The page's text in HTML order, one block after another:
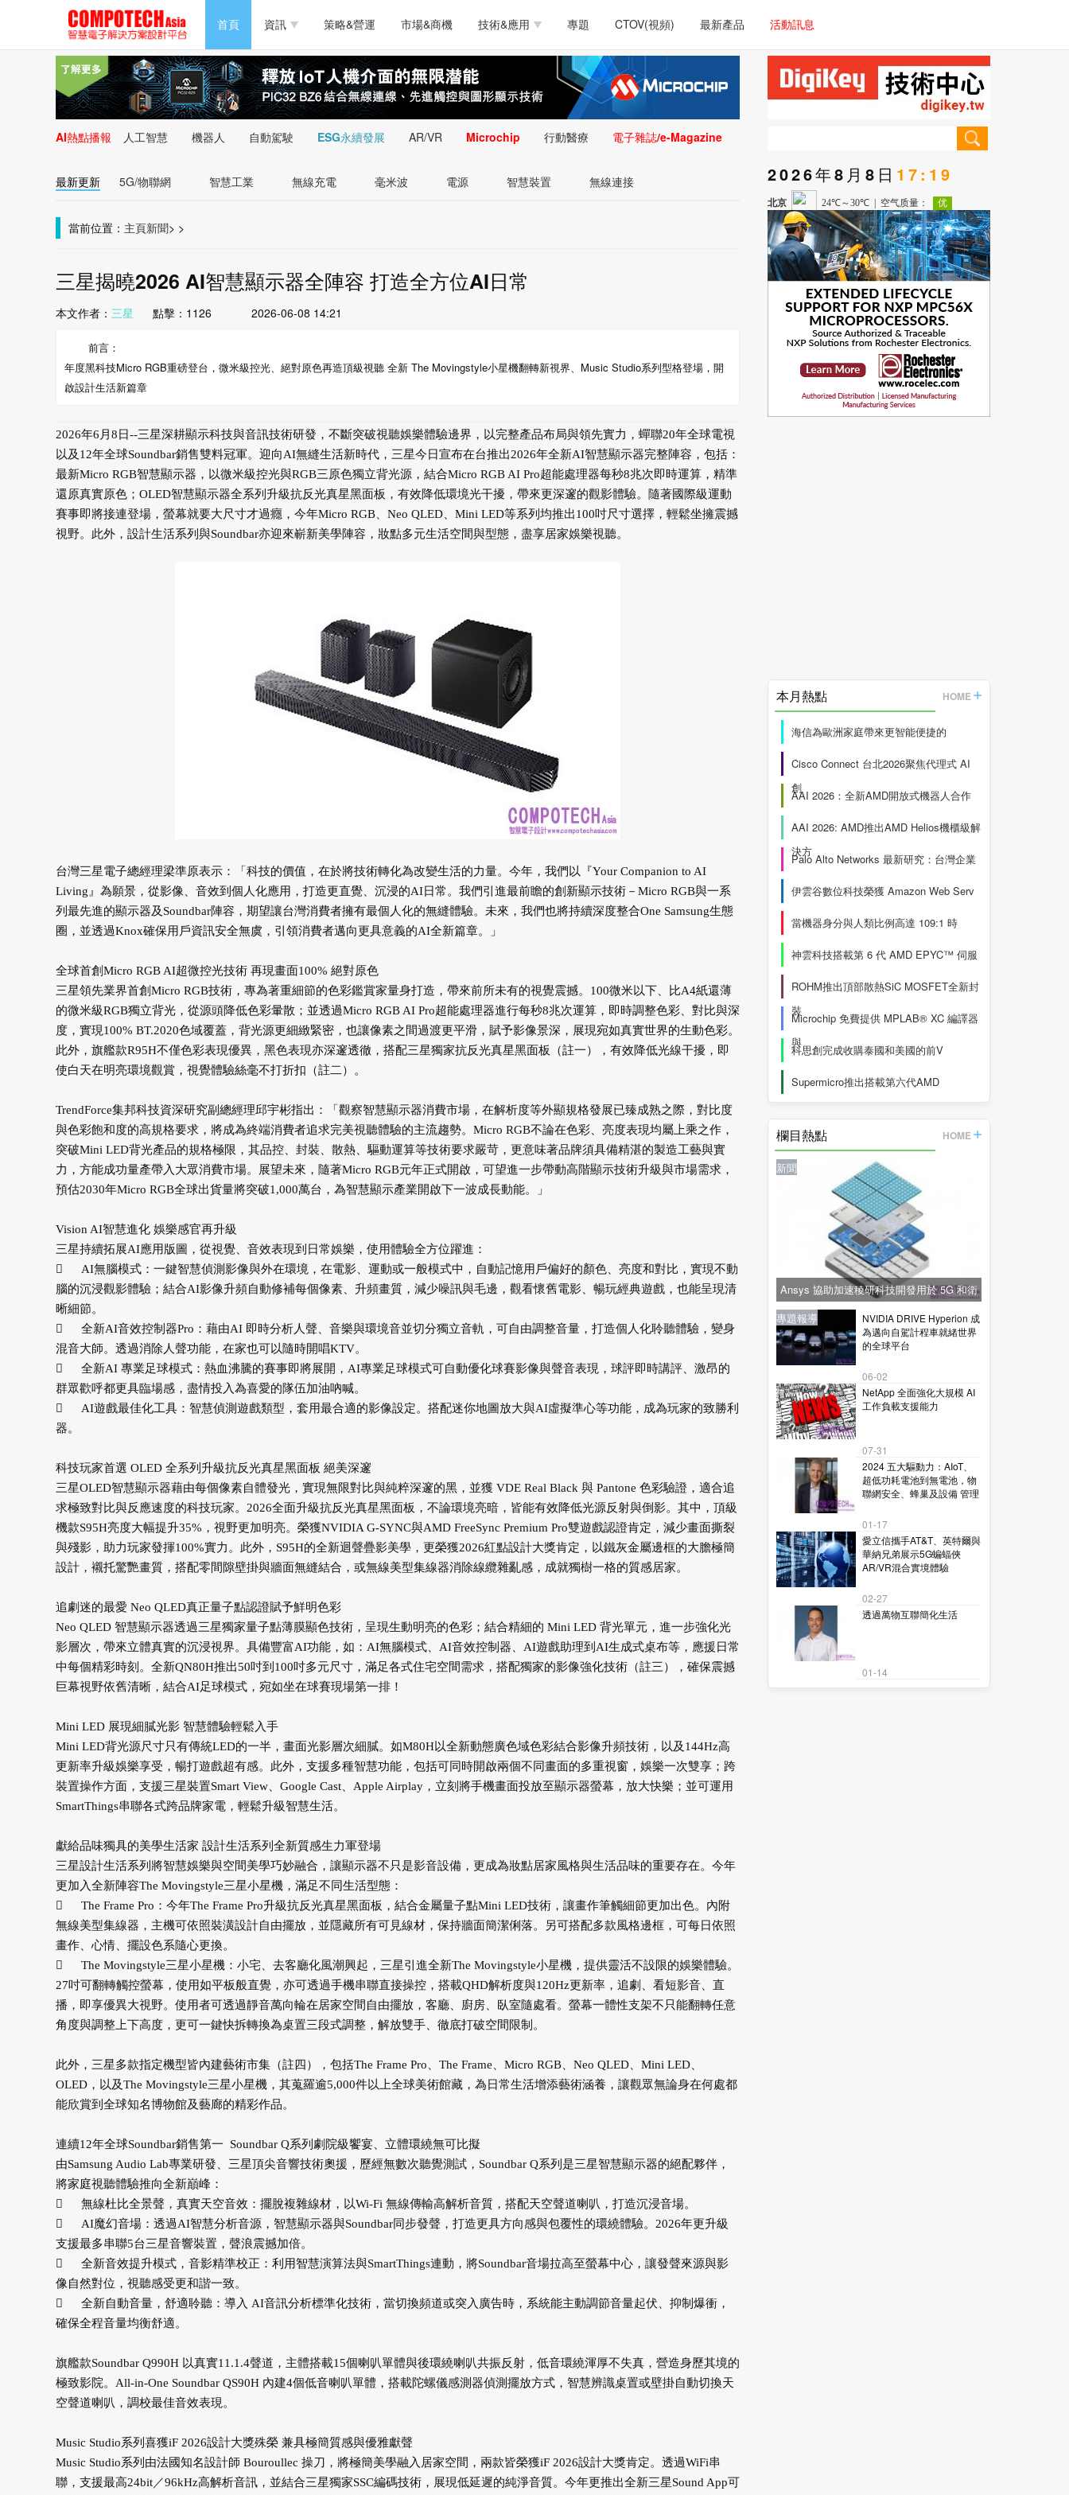
首頁 資訊
半導體/零組件 測試量測
PC/周邊 軟體/工具 醫療電子
新能源 人工智慧 安防監控
策略&營運 市場&商機 技術&應用
電源技術
醫療電子 通訊&網路
類比技術 LED/照明技術 微處理器/微控制器
嵌入技術 感測技術
專題 CTOV(視頻) 最新產品 活動訊息
PC/周邊 軟體/工具 醫療電子
新能源 人工智慧 安防監控
醫療電子 通訊&網路 介面技術
類比技術 LED/照明技術 微處理器/微控制器
嵌入技術 感測技術 量測儀器
智慧型視覺影像/監
控技術
AI熱點播報 人工智慧 機器人 自動駕駛 ESG永續發展 AR/VR Microchip 行動醫療 電子雜誌/e-Magazine
最新更新 5G/物聯網 智慧工業 無線充電 毫米波 電源 智慧裝置 無線連接
當前位置： 主頁 >
新聞 >
三星揭曉2026 AI智慧顯示器全陣容 打造全方位AI日常
本文作者： 三星 點擊： 1126 2026-06-08 14:21
前言：
年度黑科技Micro RGB重磅登台，微米級控光、絕對原色再造頂級視聽 全新 The Movingstyle小星機翻轉新視界、Music Studio系列型格登場，開
啟設計生活新篇章
2026年6月8日--三星深耕顯示科技與音訊技術研發，不斷突破視聽娛樂體驗邊界，以完整產品布局與領先實力，蟬聯20年全球電視
以及12年全球Soundbar銷售雙料冠軍。迎向AI無縫生活新時代，三星今日宣布在台推出2026年全新AI智慧顯示器完整陣容，包括：
最新Micro RGB智慧顯示器，以微米級控光與RGB三原色獨立背光源，結合Micro RGB AI Pro超能處理器每秒8兆次即時運算，精準
還原真實原色；OLED智慧顯示器全系列升級抗反光真星黑面板，有效降低環境光干擾，帶來更深邃的觀影體驗。隨著國際級運動
賽事即將接連登場，螢幕就要大尺寸才過癮，今年Micro RGB、Neo QLED、Mini LED等系列均推出100吋尺寸選擇，輕鬆坐擁震撼
視野。此外，設計生活系列與Soundbar亦迎來嶄新美學陣容，妝點多元生活空間與型態，盡享居家娛樂視聽。
台灣三星電子總經理梁準原表示：「科技的價值，在於將技術轉化為改變生活的力量。今年，我們以『Your Companion to AI
Living』為願景，從影像、音效到個人化應用，打造更直覺、沉浸的AI日常。我們引進最前瞻的創新顯示技術－Micro RGB與一系
列最先進的顯示器及Soundbar陣容，期望讓台灣消費者擁有最個人化的無縫體驗。未來，我們也將持續深度整合One Samsung生態
圈，並透過Knox確保用戶資訊安全無虞，引領消費者邁向更具意義的AI全新篇章。」
全球首創Micro RGB AI超微控光技術 再現畫面100% 絕對原色
三星領先業界首創Micro RGB技術，專為著重細節的色彩鑑賞家量身打造，帶來前所未有的視覺震撼。100微米以下、比A4紙還薄
的微米級RGB獨立背光，從源頭降低色彩暈散；並透過Micro RGB AI Pro超能處理器進行每秒8兆次運算，即時調整色彩、對比與深
度，實現100% BT.2020色域覆蓋，背光源更細緻緊密，也讓像素之間過渡更平滑，賦予影像景深，展現宛如真實世界的生動色彩。
此外，旗艦款R95H不僅色彩表現優異，黑色表現亦深邃透徹，搭配三星獨家抗反光真星黑面板（註一），有效降低光線干擾，即
使白天在明亮環境觀賞，視覺體驗絲毫不打折扣（註二）。
TrendForce集邦科技資深研究副總經理邱宇彬指出：「觀察智慧顯示器消費市場，在解析度等外顯規格發展已臻成熟之際，對比度
與色彩飽和度的高規格要求，將成為終端消費者追求完美視聽體驗的主流趨勢。Micro RGB不論在色彩、亮度表現均屬上乘之作，
突破Mini LED背光產品的規格極限，其品控、封裝、散熱、驅動運算等技術要求嚴苛，更意味著品牌須具備精湛的製造工藝與實
力，方能成功量產帶入大眾消費市場。展望未來，隨著Micro RGB元年正式開啟，可望進一步帶動高階顯示技術升級與市場需求，
預估2030年Micro RGB全球出貨量將突破1,000萬台，為智慧顯示產業開啟下一波成長動能。」
Vision AI智慧進化 娛樂感官再升級
三星持續拓展AI應用版圖，從視覺、音效表現到日常娛樂，使用體驗全方位躍進：

AI無腦模式：一鍵智慧偵測影像與外在環境，在電影、運動或一般模式中，自動記憶用戶偏好的顏色、亮度和對比，實現不動
腦的沉浸觀影體驗；結合AI影像升頻自動修補每個像素、升頻畫質，減少噪訊與毛邊，觀看懷舊電影、暢玩經典遊戲，也能呈現清
晰細節。

全新AI音效控制器Pro：藉由AI 即時分析人聲、音樂與環境音並切分獨立音軌，可自由調整音量，打造個人化聆聽體驗，變身
混音大師。透過消除人聲功能，在家也可以隨時開唱KTV。

全新AI 專業足球模式：熱血沸騰的賽事即將展開，AI專業足球模式可自動優化球賽影像與聲音表現，球評即時講評、激昂的
群眾歡呼都更具臨場感，盡情投入為喜愛的隊伍加油吶喊。

AI遊戲最佳化工具：智慧偵測遊戲類型，套用最合適的影像設定。搭配迷你地圖放大與AI虛擬準心等功能，成為玩家的致勝利
器。
科技玩家首選 OLED 全系列升級抗反光真星黑面板 絕美深邃
三星OLED智慧顯示器藉由每個像素自體發光，實現無限對比與純粹深邃的黑，並獲 VDE Real Black 與 Pantone 色彩驗證，適合追
求極致對比與反應速度的科技玩家。2026全面升級抗反光真星黑面板，不論環境亮暗，皆能有效降低光源反射與倒影。其中，頂級
機款S95H亮度大幅提升35%，視野更加明亮。榮獲NVIDIA G-SYNC與AMD FreeSync Premium Pro雙遊戲認證肯定，減少畫面撕裂
與殘影，助力玩家發揮100%實力。此外，S95H的全新迴聲疊影美學，更榮獲2026紅點設計大獎肯定，以鐵灰金屬邊框的大膽極簡
設計，襯托驚艷畫質，搭配零間隙壁掛與牆面無縫結合，或無線美型集線器消除線纜雜亂感，成就獨樹一格的質感居家。
追劇迷的最愛 Neo QLED真正量子點認證賦予鮮明色彩
Neo QLED 智慧顯示器透過三星獨家量子點薄膜顯色技術，呈現生動明亮的色彩；結合精細的 Mini LED 背光單元，進一步強化光
影層次，帶來立體真實的沉浸視界。具備豐富AI功能，如：AI無腦模式、AI音效控制器、AI遊戲助理到AI生成式桌布等，應援日常
中每個精彩時刻。全新QN80H推出50吋到100吋多元尺寸，滿足各式住宅空間需求，搭配獨家的影像強化技術（註三），確保震撼
巨幕視野依舊清晰，結合AI足球模式，宛如坐在球賽現場第一排！
Mini LED 展現細膩光影 智慧體驗輕鬆入手
Mini LED背光源尺寸只有傳統LED的一半，畫面光影層次細膩。如M80H以全新動態廣色域色彩結合影像升頻技術，以及144Hz高
更新率升級娛樂享受，暢打遊戲超有感。此外，支援多種智慧功能，包括可同時開啟兩個不同畫面的多重視窗，娛樂一次雙享；跨
裝置操作方面，支援三星裝置Smart View、Google Cast、Apple Airplay，立刻將手機畫面投放至顯示器螢幕，放大快樂；並可運用
SmartThings串聯各式跨品牌家電，輕鬆升級智慧生活。
獻給品味獨具的美學生活家 設計生活系列全新質感生力軍登場
三星設計生活系列將智慧娛樂與空間美學巧妙融合，讓顯示器不只是影音設備，更成為妝點居家風格與生活品味的重要存在。今年
更加入全新陣容The Movingstyle三星小星機，滿足不同生活型態：

The Frame Pro：今年The Frame Pro升級抗反光真星黑面板，結合金屬量子點Mini LED技術，讓畫作筆觸細節更加出色。內附
無線美型集線器，主機可依照裝潢設計自由擺放，並隱藏所有可見線材，保持牆面簡潔俐落。另可搭配多款風格邊框，可每日依照
畫作、心情、擺設色系隨心更換。

The Movingstyle三星小星機：小宅、去客廳化風潮興起，三星引進全新The Movingstyle小星機，提供靈活不設限的娛樂體驗。
27吋可翻轉觸控螢幕，使用如平板般直覺，亦可透過手機串聯直接操控，搭載QHD解析度與120Hz更新率，追劇、看短影音、直
播，即享優異大視野。使用者可透過靜音萬向輪在居家空間自由擺放，客廳、廚房、臥室隨處看。螢幕一體性支架不只能翻轉任意
角度與調整上下高度，更可一鍵快拆轉換為桌置三段式調整，解放雙手、徹底打破空間限制。
此外，三星多款指定機型皆內建藝術市集（註四），包括The Frame Pro、The Frame、Micro RGB、Neo QLED、Mini LED、
OLED，以及The Movingstyle三星小星機，其蒐羅逾5,000件以上全球美術館藏，為日常生活增添藝術涵養，讓觀眾無論身在何處都
能欣賞到全球知名博物館及藝廊的精彩作品。
連續12年全球Soundbar銷售第一 Soundbar Q系列劇院級饗宴、立體環繞無可比擬
由Samsung Audio Lab專業研發、三星頂尖音響技術奧援，歷經無數次聽覺測試，Soundbar Q系列是三星智慧顯示器的絕配夥伴，
將家庭視聽體驗推向全新巔峰：

無線杜比全景聲，真實天空音效：擺脫複雜線材，以Wi-Fi 無線傳輸高解析音質，搭配天空聲道喇叭，打造沉浸音場。

AI魔幻音場：透過AI智慧分析音源，智慧顯示器與Soundbar同步發聲，打造更具方向感與包覆性的環繞體驗。2026年更升級
支援最多串聯5台三星音響裝置，聲浪震撼加倍。

全新音效提升模式，音影精準校正：利用智慧演算法與SmartThings連動，將Soundbar音場拉高至螢幕中心，讓發聲來源與影
像自然對位，視聽感受更和諧一致。

全新自動音量，舒適聆聽：導入 AI音訊分析標準化技術，當切換頻道或突入廣告時，系統能主動調節音量起伏、抑制爆衝，
確保全程音量均衡舒適。
旗艦款Soundbar Q990H 以真實11.1.4聲道，主體搭載15個喇叭單體與後環繞喇叭共振反射，低音環繞渾厚不失真，營造身歷其境的
極致影院。All-in-One Soundbar QS90H 內建4個低音喇叭單體，搭載陀螺儀感測器偵測擺放方式，智慧辨識桌置或壁掛自動切換天
空聲道喇叭，調校最佳音效表現。
Music Studio系列喜獲iF 2026設計大獎殊榮 兼具極簡質感與優雅獻聲
Music Studio系列由法國知名設計師 Bouroullec 操刀，將極簡美學融入居家空間，兩款皆榮獲iF 2026設計大獎肯定。透過WiFi串
聯，支援最高24bit／96kHz高解析音訊，並結合三星獨家SSC編碼技術，展現低延遲的純淨音質。今年更推出全新三星Sound App可
2026年8月8日 17:19
本月熱點 HOME
海信為歐洲家庭帶來更智能便捷的
Cisco Connect 台北2026聚焦代理式 AI
創
AAI 2026：全新AMD開放式機器人合作
AAI 2026: AMD推出AMD Helios機櫃級解
決方
Palo Alto Networks 最新研究：台灣企業
伊雲谷數位科技榮獲 Amazon Web Serv
當機器身分與人類比例高達 109:1 時
神雲科技搭載第 6 代 AMD EPYC™ 伺服
ROHM推出頂部散熱SiC MOSFET全新封
裝
Microchip 免費提供 MPLAB® XC 編譯器
與
科思創完成收購泰國和美國的前V
Supermicro推出搭載第六代AMD
EPYC™
欄目熱點 HOME
新聞
Ansys 協助加速稜研科技開發用於 5G 和衛
星通訊的下一代毫米波技術
新聞
NVIDIA DRIVE Hyperion 成
為邁向自駕計程車就緒世界
的全球平台
06-02
新聞
NetApp 全面強化大規模 AI
工作負載支援能力
07-31
專題報導
2024 五大驅動力：AIoT、
超低功耗電池到無電池，物
聯網安全、蜂巢及設備 管理
01-17
新聞
愛立信攜手AT&T、英特爾與
華納兄弟展示5G蝙蝠俠
AR/VR混合實境體驗
02-27
專題報導
透過萬物互聯簡化生活
01-14